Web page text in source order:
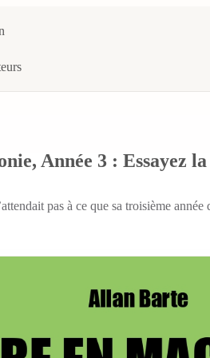
Année 3 : Essayez
pas à ce que sa troisième